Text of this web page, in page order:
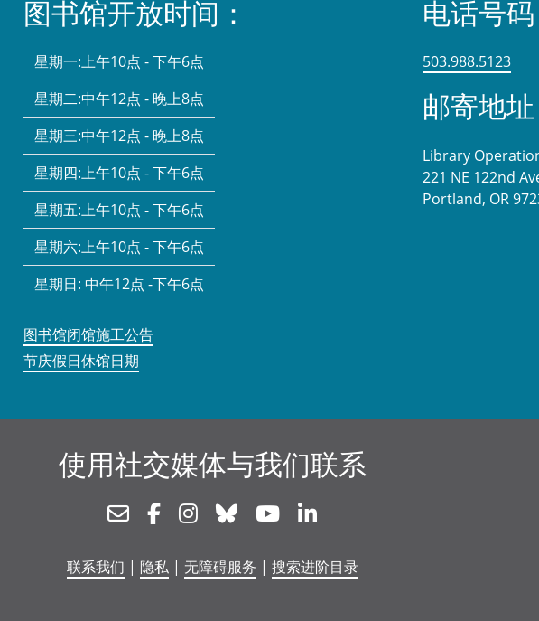
图书馆开放时间：
星期一:上午10点 - 下午6点
星期二:中午12点 - 晚上8点
星期三:中午12点 - 晚上8点
星期四:上午10点 - 下午6点
星期五:上午10点 - 下午6点
星期六:上午10点 - 下午6点
星期日: 中午12点 -下午6点
图书馆闭馆施工公告
节庆假日休馆日期
电话号码
503.988.5123
邮寄地址
Library
221 NE 122nd
Portland, OR
使用社交媒体与我们联系
NewsletterFacebookInstagram
Bluesky Youtube
联系我们 | 隐私| 无障碍服务 | 搜索进阶目录